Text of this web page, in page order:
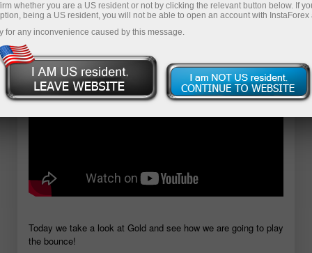
akaun demo
Today we take a look at Gold and see how we are going to play
the bounce!
whether you are a US resident or not by clicking the relevant button below. If
being a US resident, you will not be able to open an account with InstaForex
for any inconvenience caused by this message.